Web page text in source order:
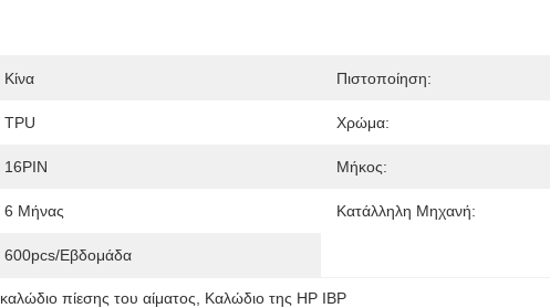
Κίνα Πιστοποίηση:
TPU Χρώμα:
16PIN Μήκος:
6 Μήνας Κατάλληλη Μηχανή:
600pcs/εβδομάδα
καλώδιο πίεσης του αίματος Καλώδιο της HP IBP